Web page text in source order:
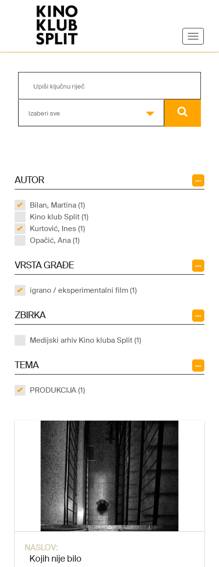
Izaberi sve
AUTOR
Bilan, Martina (1)
Kino klub Split (1)
Kurtović, Ines (1)
Opačić, Ana (1)
VRSTA GRAĐE
igrano / eksperimentalni film (1)
ZBIRKA
Medijski arhiv Kino kluba Split (1)
TEMA
PRODUKCIJA (1)
NASLOV:
Kojih nije bilo